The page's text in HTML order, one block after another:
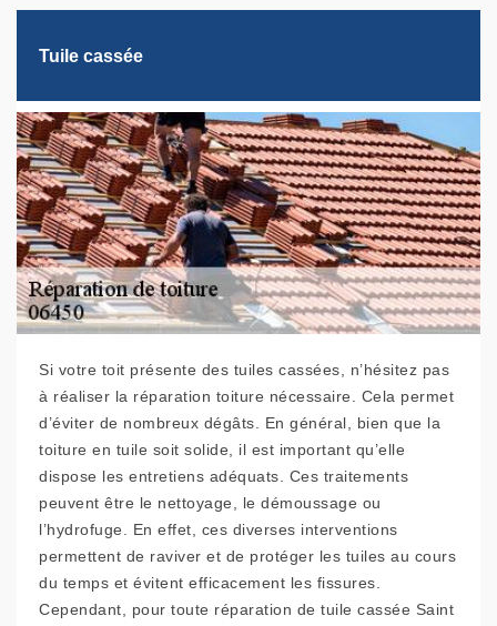
Tuile cassée
Si votre toit présente des tuiles cassées, n’hésitez pas
à réaliser la réparation toiture nécessaire. Cela permet
d’éviter de nombreux dégâts. En général, bien que la
toiture en tuile soit solide, il est important qu’elle
dispose les entretiens adéquats. Ces traitements
peuvent être le nettoyage, le démoussage ou
l’hydrofuge. En effet, ces diverses interventions
permettent de raviver et de protéger les tuiles au cours
du temps et évitent efficacement les fissures.
Cependant, pour toute réparation de tuile cassée Saint